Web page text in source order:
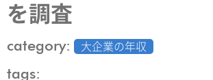
を調査
category: 大企業の年収
tags: